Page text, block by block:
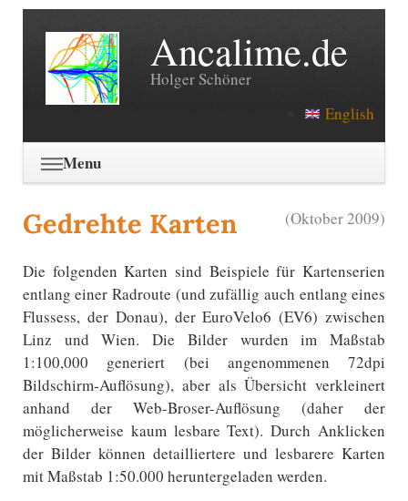
Ancalime.de
Holger Schöner
Navigation
überspringen
Menu
English
(Oktober 2009)
Gedrehte Karten
Die folgenden Karten sind Beispiele für Kartenserien
entlang einer Radroute (und zufällig auch entlang eines
Flussess, der Donau), der EuroVelo6 (EV6) zwischen
Linz und Wien. Die Bilder wurden im Maßstab
1:100,000 generiert (bei angenommenen 72dpi
Bildschirm-Auflösung), aber als Übersicht verkleinert
anhand der Web-Broser-Auflösung (daher der
möglicherweise kaum lesbare Text). Durch Anklicken
der Bilder können detailliertere und lesbarere Karten
mit Maßstab 1:50.000 heruntergeladen werden.